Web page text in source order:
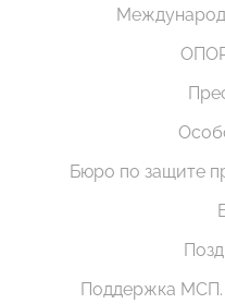
Бюро по защите
Поддержка МСП.